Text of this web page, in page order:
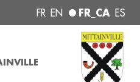
FR EN FR_CA ES